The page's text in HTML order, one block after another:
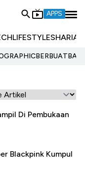
APPS
LIFESTYLESHARIA
Di Pembukaan
Blackpink Kumpul